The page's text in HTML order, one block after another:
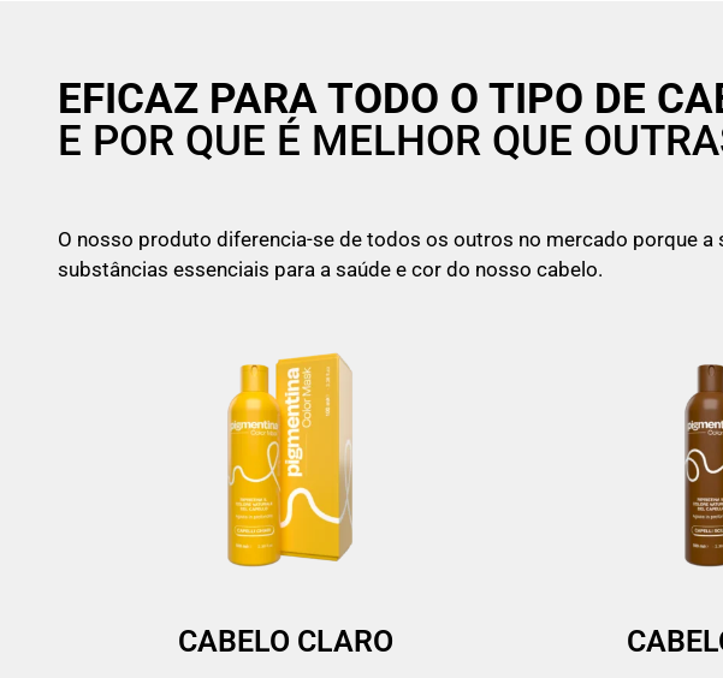
EFICAZ PARA TODO O TIPO DE
E POR QUE É MELHOR QUE
O nosso produto diferencia-se de todos os outros no mercado porque
substâncias essenciais para a saúde e cor do nosso cabelo.
CABELO CLARO